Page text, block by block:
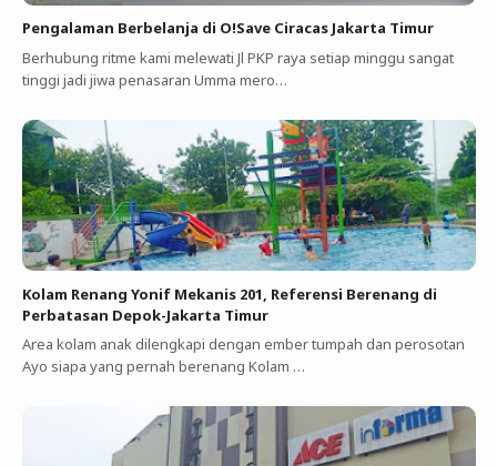
Pengalaman Berbelanja di O!Save Ciracas Jakarta Timur
Berhubung ritme kami melewati Jl PKP raya setiap minggu sangat
tinggi jadi jiwa penasaran Umma mero…
Kolam Renang Yonif Mekanis 201, Referensi Berenang di
Perbatasan Depok-Jakarta Timur
Area kolam anak dilengkapi dengan ember tumpah dan perosotan
Ayo siapa yang pernah berenang Kolam …